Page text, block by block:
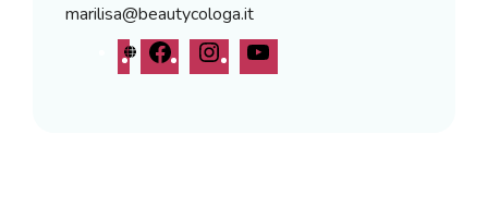
marilisa@beautycologa.it